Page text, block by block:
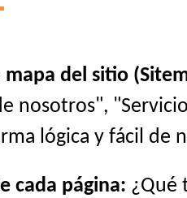
mapa del sitio
nosotros",
lógica y fácil de
cada página: ¿Qué